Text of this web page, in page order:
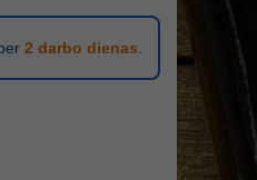
2 darbo dienas